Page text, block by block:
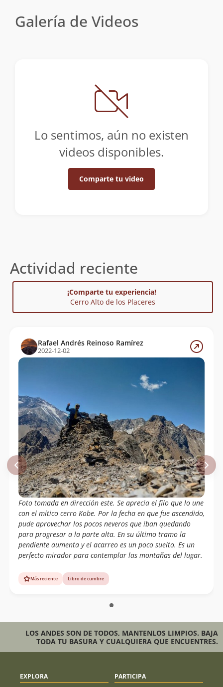
Galería de Videos
Lo sentimos, aún no existen
videos disponibles.
Comparte tu video
Actividad reciente
¡Comparte tu experiencia!
Cerro Alto de los Placeres
Rafael Andrés Reinoso Ramírez
2022-12-02
Foto tomada en dirección este. Se aprecia el filo que lo une
con el mítico cerro Kobe. Por la fecha en que fue ascendido,
pude aprovechar los pocos neveros que iban quedando
para progresar a la parte alta. En su último tramo la
pendiente aumenta y el acarreo es un poco suelto. Es un
perfecto mirador para contemplar las montañas del lugar.
Más reciente Libro de cumbre
LOS ANDES SON DE TODOS, MANTENLOS LIMPIOS. BAJA
TODA TU BASURA Y CUALQUIERA QUE ENCUENTRES.
EXPLORA PARTICIPA